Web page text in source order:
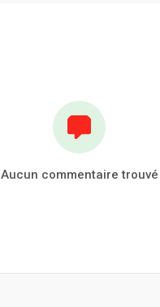
Aucun commentaire trouvé